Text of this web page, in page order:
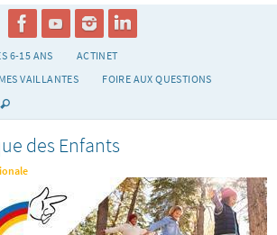
6-15 ANS
ACTINET
VAILLANTES
FOIRE AUX QUESTIONS
des Enfants